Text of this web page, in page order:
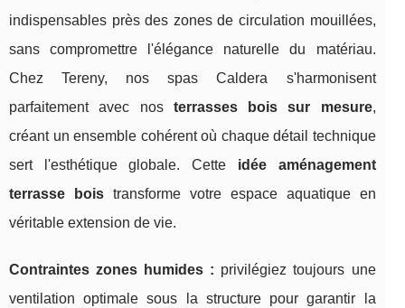
indispensables près des zones de circulation mouillées,
sans compromettre l'élégance naturelle du matériau.
Chez Tereny, nos spas Caldera s'harmonisent
parfaitement avec nos terrasses bois sur mesure,
créant un ensemble cohérent où chaque détail technique
sert l'esthétique globale. Cette idée aménagement
terrasse boistransforme votre espace aquatique en
véritable extension de vie.
Contraintes zones humides : privilégiez toujours une
ventilation optimale sous la structure pour garantir la